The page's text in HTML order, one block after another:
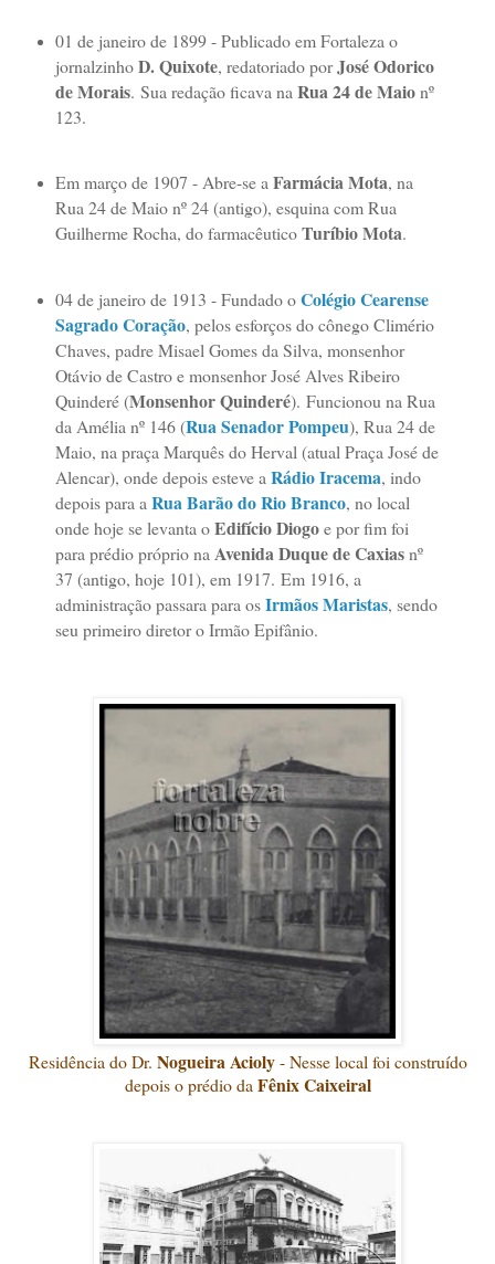
01 de janeiro de 1899 - Publicado em Fortaleza o
jornalzinhoD. Quixote, redatoriado porJosé Odorico
de Morais. Sua redação ficava naRua 24 de Maionº
123.
Em março de 1907 - Abre-se a Farmácia Mota, na
Rua 24 de Maio nº 24 (antigo), esquina com Rua
Guilherme Rocha, do farmacêuticoTuríbio Mota.
04 de janeiro de 1913 - Fundado oColégio Cearense
Sagrado Coração, pelos esforços do cônego Climério
Chaves, padre Misael Gomes da Silva, monsenhor
Otávio de Castro e monsenhor José Alves Ribeiro
Quinderé (Monsenhor Quinderé). Funcionou na Rua
da Amélia nº 146 (Rua Senador Pompeu), Rua 24 de
Maio, na praça Marquês do Herval (atual Praça José de
Alencar), onde depois esteve aRádio Iracema, indo
depois para a Rua Barão do Rio Branco, no local
onde hoje se levanta oEdifício Diogoe por fim foi
para prédio próprio naAvenida Duque de Caxiasnº
37 (antigo, hoje 101), em 1917. Em 1916, a
administração passara para osIrmãos Maristas, sendo
seu primeiro diretor o Irmão Epifânio.
Residência do Dr. Nogueira Acioly- Nesse local foi construído
depois o prédio da Fênix Caixeiral